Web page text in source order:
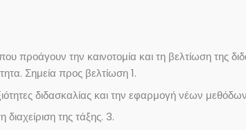
προάγουν την καινοτομία και τη βελτίωση της
Σημεία προς βελτίωση 1.
διδασκαλίας και την εφαρμογή νέων
της τάξης. 3.